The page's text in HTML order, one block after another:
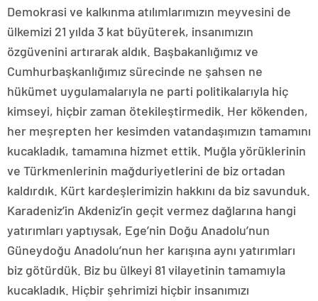
Demokrasi ve kalkınma atılımlarımızın meyvesini de
ülkemizi 21 yılda 3 kat büyüterek, insanımızın
özgüvenini artırarak aldık. Başbakanlığımız ve
Cumhurbaşkanlığımız sürecinde ne şahsen ne
hükümet uygulamalarıyla ne parti politikalarıyla hiç
kimseyi, hiçbir zaman ötekileştirmedik. Her kökenden,
her meşrepten her kesimden vatandaşımızın tamamını
kucakladık, tamamına hizmet ettik. Muğla yörüklerinin
ve Türkmenlerinin mağduriyetlerini de biz ortadan
kaldırdık. Kürt kardeşlerimizin hakkını da biz savunduk.
Karadeniz’in Akdeniz’in geçit vermez dağlarına hangi
yatırımları yaptıysak, Ege’nin Doğu Anadolu’nun
Güneydoğu Anadolu’nun her karışına aynı yatırımları
biz götürdük. Biz bu ülkeyi 81 vilayetinin tamamıyla
kucakladık. Hiçbir şehrimizi hiçbir insanımızı